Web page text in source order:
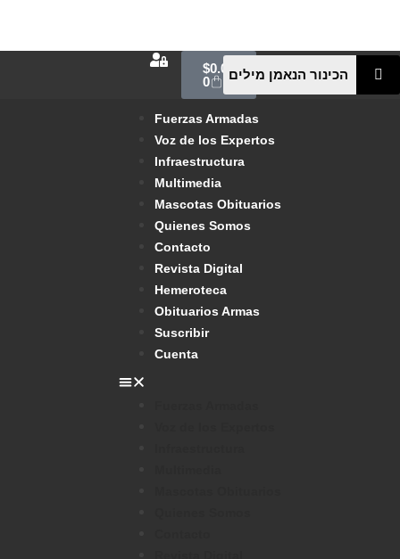
$0.00
0
Fuerzas Armadas
Voz de los Expertos
Infraestructura
Multimedia
Mascotas Obituarios
Quienes Somos
Contacto
Revista Digital
Hemeroteca
Obituarios Armas
Suscribir
Cuenta